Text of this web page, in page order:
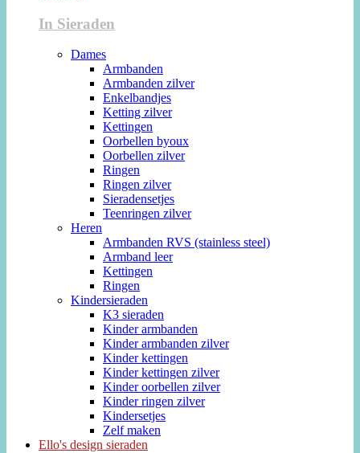
In Sieraden
Dames
Armbanden
Armbanden zilver
Enkelbandjes
Ketting zilver
Kettingen
Oorbellen byoux
Oorbellen zilver
Ringen
Ringen zilver
Sieradensetjes
Teenringen zilver
Heren
Armbanden RVS (stainless steel)
Armband leer
Kettingen
Ringen
Kindersieraden
K3 sieraden
Kinder armbanden
Kinder armbanden zilver
Kinder kettingen
Kinder kettingen zilver
Kinder oorbellen zilver
Kinder ringen zilver
Kindersetjes
Zelf maken
Ello's design sieraden